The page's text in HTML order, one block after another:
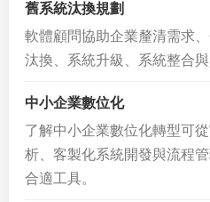
舊系統汰換規劃
軟體顧問協助企業釐清需求
汰換、系統升級、系統整合
中小企業數位化
了解中小企業數位化轉型可
析、客製化系統開發與流程
合適工具。